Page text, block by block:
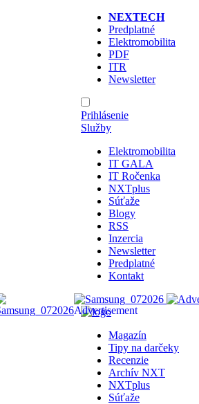
NEXTECH
Predplatné
Elektromobilita
PDF
ITR
Newsletter
Prihlásenie
Služby
Elektromobilita
IT GALA
IT Ročenka
NXTplus
Súťaže
Blogy
RSS
Inzercia
Newsletter
Predplatné
Kontakt
Magazín
Tipy na darčeky
Recenzie
Archív NXT
NXTplus
Súťaže